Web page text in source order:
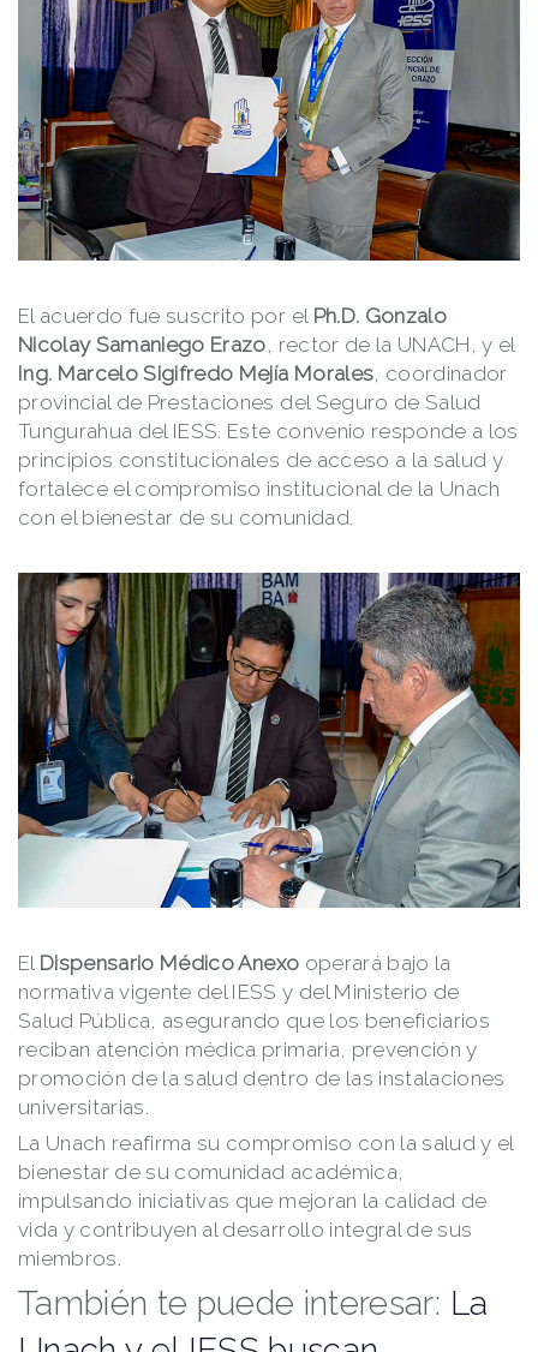
El acuerdo fue suscrito por el Ph.D. Gonzalo
Nicolay Samaniego Erazo , rector de la UNACH, y el
Ing. Marcelo Sigifredo Mejía Morales , coordinador
provincial de Prestaciones del Seguro de Salud
Tungurahua del IESS. Este convenio responde a los
principios constitucionales de acceso a la salud y
fortalece el compromiso institucional de la Unach
con el bienestar de su comunidad.
El Dispensario Médico Anexo operará bajo la
normativa vigente del IESS y del Ministerio de
Salud Pública, asegurando que los beneficiarios
reciban atención médica primaria, prevención y
promoción de la salud dentro de las instalaciones
universitarias.
La Unach reafirma su compromiso con la salud y el
bienestar de su comunidad académica,
impulsando iniciativas que mejoran la calidad de
vida y contribuyen al desarrollo integral de sus
miembros.
También te puede interesar: La